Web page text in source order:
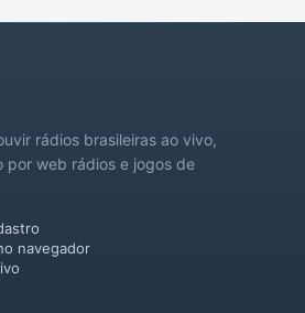
rádios brasileiras ao vivo,
por web rádios e jogos de
navegador